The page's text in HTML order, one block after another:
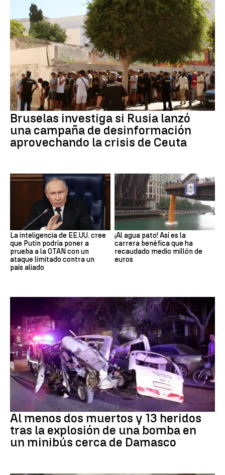
Bruselas investiga si Rusia lanzó
una campaña de desinformación
aprovechando la crisis de Ceuta
La inteligencia de EE.UU. cree
que Putin podría poner a
prueba a la OTAN con un
ataque limitado contra un
país aliado
¡Al agua pato! Así es la
carrera benéfica que ha
recaudado medio millón de
euros
Al menos dos muertos y 13 heridos
tras la explosión de una bomba en
un minibús cerca de Damasco